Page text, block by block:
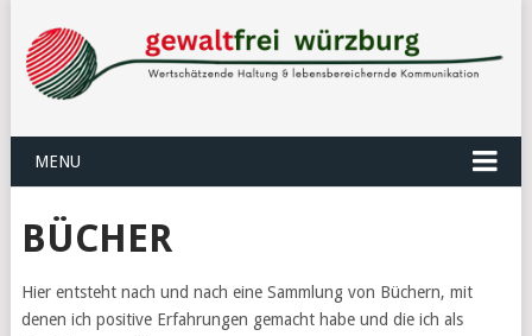
MENU
BÜCHER
Hier entsteht nach und nach eine Sammlung von Büchern, mit
denen ich positive Erfahrungen gemacht habe und die ich als